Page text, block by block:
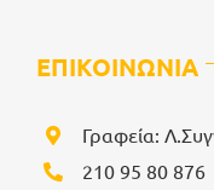
ΕΠΙΚΟΙΝΩΝΙΑ
Γραφεία:
210 95 80 876